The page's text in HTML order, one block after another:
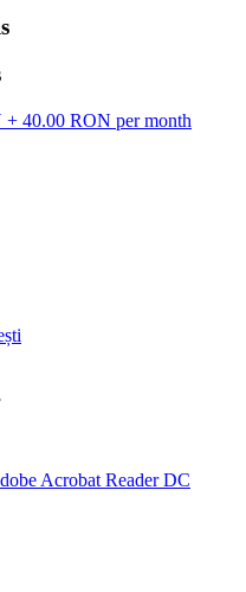
40.00 RON per month
Acrobat Reader DC